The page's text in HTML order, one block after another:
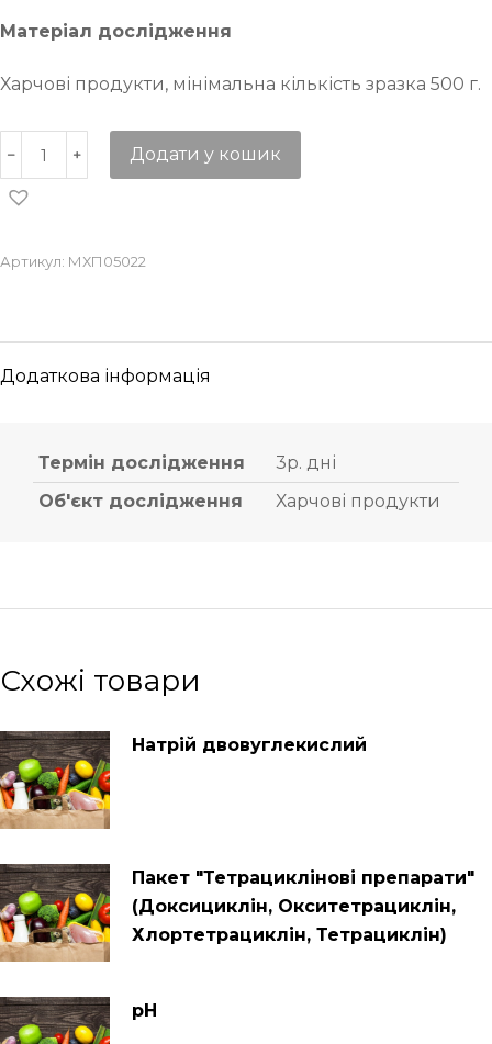
Матеріал дослідження
Харчові продукти, мінімальна кількість зразка 500 г.
Додати у кошик
Артикул: МХП05022
Додаткова інформація
Термін дослідження
3р. дні
Об'єкт дослідження
Харчові продукти
Схожі товари
Натрій двовуглекислий
Пакет "Тетрациклінові препарати"
(Доксициклін, Окситетрациклін,
Хлортетрациклін, Тетрациклін)
рН